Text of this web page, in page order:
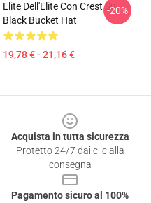
Elite Dell'Elite Con Crest Su
Black Bucket Hat
19,78 € - 21,16 €
-20%
Acquista in tutta sicurezza
Protetto 24/7 dai clic alla
consegna
Pagamento sicuro al 100%